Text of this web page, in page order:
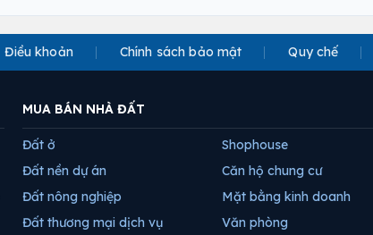
Điều khoản Chính sách bảo mật Quy chế
MUA BÁN NHÀ ĐẤT
Đất ở
Đất nền dự án
Đất nông nghiệp
Đất thương mại dịch vụ
Shophouse
Căn hộ chung cư
Mặt bằng kinh doanh
Văn phòng